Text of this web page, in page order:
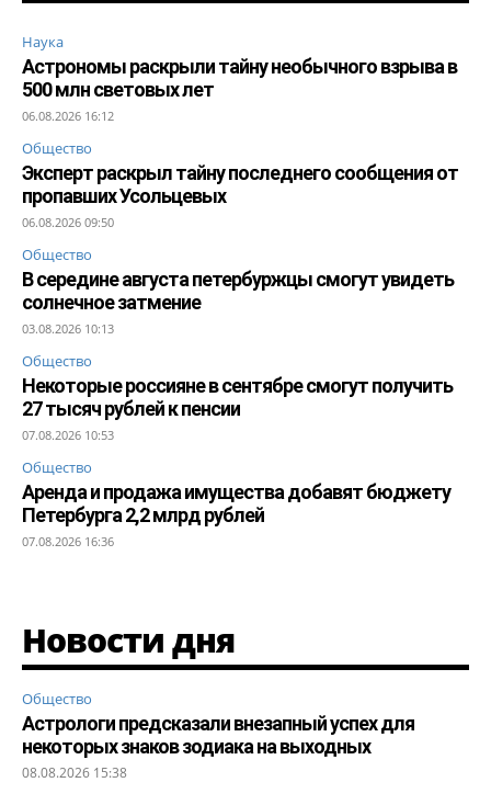
Наука
Астрономы раскрыли тайну необычного взрыва в
500 млн световых лет
06.08.2026 16:12
Общество
Эксперт раскрыл тайну последнего сообщения от
пропавших Усольцевых
06.08.2026 09:50
Общество
В середине августа петербуржцы смогут увидеть
солнечное затмение
03.08.2026 10:13
Общество
Некоторые россияне в сентябре смогут получить
27 тысяч рублей к пенсии
07.08.2026 10:53
Общество
Аренда и продажа имущества добавят бюджету
Петербурга 2,2 млрд рублей
07.08.2026 16:36
Новости дня
Общество
Астрологи предсказали внезапный успех для
некоторых знаков зодиака на выходных
08.08.2026 15:38